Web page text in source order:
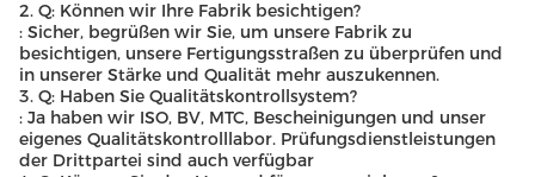
2. Q: Können wir Ihre Fabrik besichtigen?
: Sicher, begrüßen wir Sie, um unsere Fabrik zu
besichtigen, unsere Fertigungsstraßen zu überprüfen und
in unserer Stärke und Qualität mehr auszukennen.
3. Q: Haben Sie Qualitätskontrollsystem?
: Ja haben wir ISO, BV, MTC, Bescheinigungen und unser
eigenes Qualitätskontrolllabor. Prüfungsdienstleistungen
der Drittpartei sind auch verfügbar